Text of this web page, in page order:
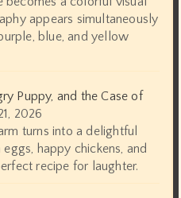
appears simultaneously
blue, and yellow
Puppy, and the Case of
2026
turns into a delightful
happy chickens, and
recipe for laughter.